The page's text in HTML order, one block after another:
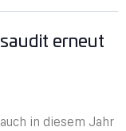
erneut
in diesem Jahr